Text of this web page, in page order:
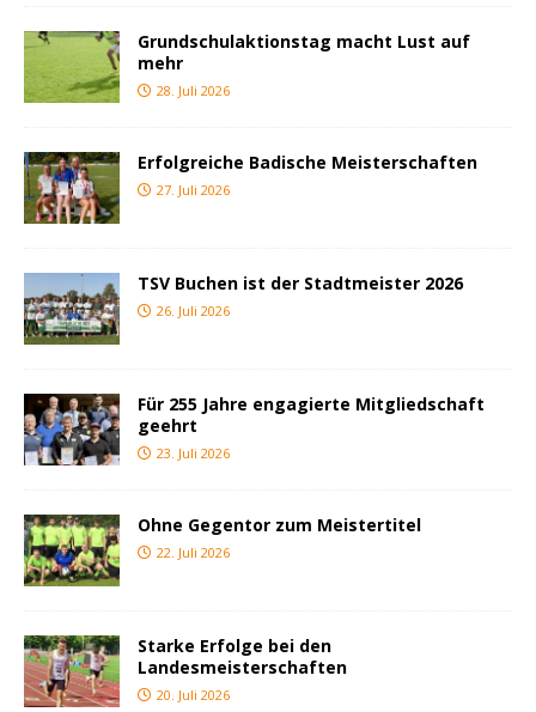
Grundschulaktionstag macht Lust auf
mehr
28. Juli 2026
Erfolgreiche Badische Meisterschaften
27. Juli 2026
TSV Buchen ist der Stadtmeister 2026
26. Juli 2026
Für 255 Jahre engagierte Mitgliedschaft
geehrt
23. Juli 2026
Ohne Gegentor zum Meistertitel
22. Juli 2026
Starke Erfolge bei den
Landesmeisterschaften
20. Juli 2026